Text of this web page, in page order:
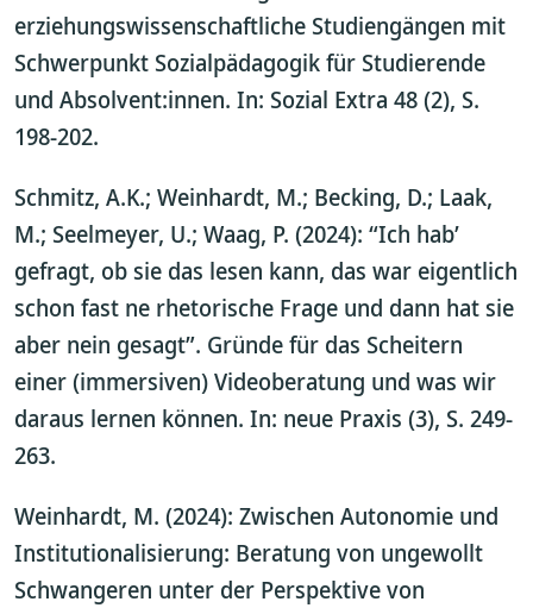
erziehungswissenschaftliche Studiengängen mit
Schwerpunkt Sozialpädagogik für Studierende
und Absolvent:innen. In: Sozial Extra 48 (2), S.
198-202.
Schmitz, A.K.; Weinhardt, M.; Becking, D.; Laak,
M.; Seelmeyer, U.; Waag, P. (2024): “Ich hab’
gefragt, ob sie das lesen kann, das war eigentlich
schon fast ne rhetorische Frage und dann hat sie
aber nein gesagt”. Gründe für das Scheitern
einer (immersiven) Videoberatung und was wir
daraus lernen können. In: neue Praxis (3), S. 249-
263.
Weinhardt, M. (2024): Zwischen Autonomie und
Institutionalisierung: Beratung von ungewollt
Schwangeren unter der Perspektive von